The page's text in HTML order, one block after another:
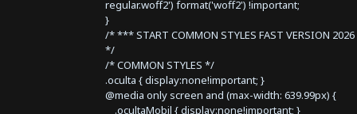
regular.woff2') format('woff2') !important;
}
/* *** START COMMON STYLES FAST VERSION
*/
/* COMMON STYLES */
.oculta { display:none!important; }
@media only screen and (max-width: 639.99px) {
.ocultaMobil { display:none!important; }